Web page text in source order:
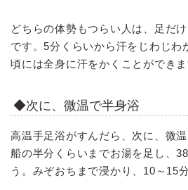
どちらの体勢もつらい人は、足だ
です。5分くらいから汗をじわじわ
頃には全身に汗をかくことができま
◆次に、微温で半身浴
高温手足浴がすんだら、次に、微
船の半分くらいまでお湯を足し、
う。みぞおちまで浸かり、10～15